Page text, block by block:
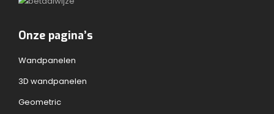
Onze pagina’s
Wandpanelen
3D wandpanelen
Geometric